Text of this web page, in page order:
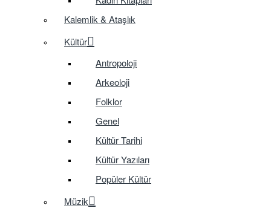
Kalemlik & Ataşlık
Kültür
Antropoloji
Arkeoloji
Folklor
Genel
Kültür Tarihi
Kültür Yazıları
Popüler Kültür
Müzik